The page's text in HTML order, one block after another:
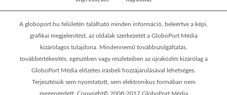
A globoport.hu felületén található minden információ, beleértve a képi,
grafikai megjelenítést, az oldalak szerkezetét a GloboPort Média
kizárólagos tulajdona. Mindennemű továbbszolgáltatás,
továbbértékesítés, egészében vagy részleteiben az újraközlés kizárólag a
GloboPort Média előzetes írásbeli hozzájárulásával lehetséges.
Terjesztésük sem nyomtatott, sem elektronikus formában nem
megengedett. Copyright© 2008-2017 GloboPort Média